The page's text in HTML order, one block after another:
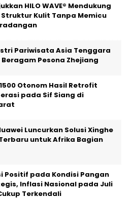
HILO WAVE® Mendukung
Kulit Tanpa Memicu
Pariwisata Asia Tenggara
Pesona Zhejiang
Otonom Hasil Retrofit
pada Sif Siang di
Luncurkan Solusi Xinghe
untuk Afrika Bagian
Positif pada Kondisi Pangan
Inflasi Nasional pada Juli
Terkendali